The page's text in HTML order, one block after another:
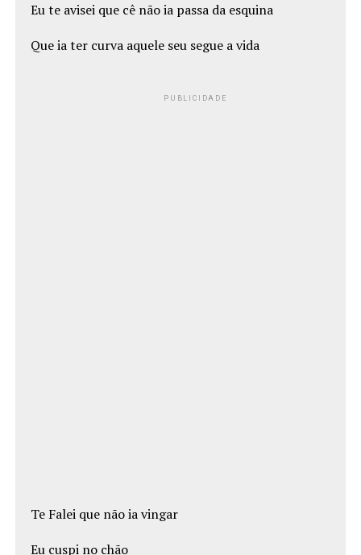
Eu te avisei que cê não ia passa da esquina
Que ia ter curva aquele seu segue a vida
PUBLICIDADE
Te Falei que não ia vingar
Eu cuspi no chão